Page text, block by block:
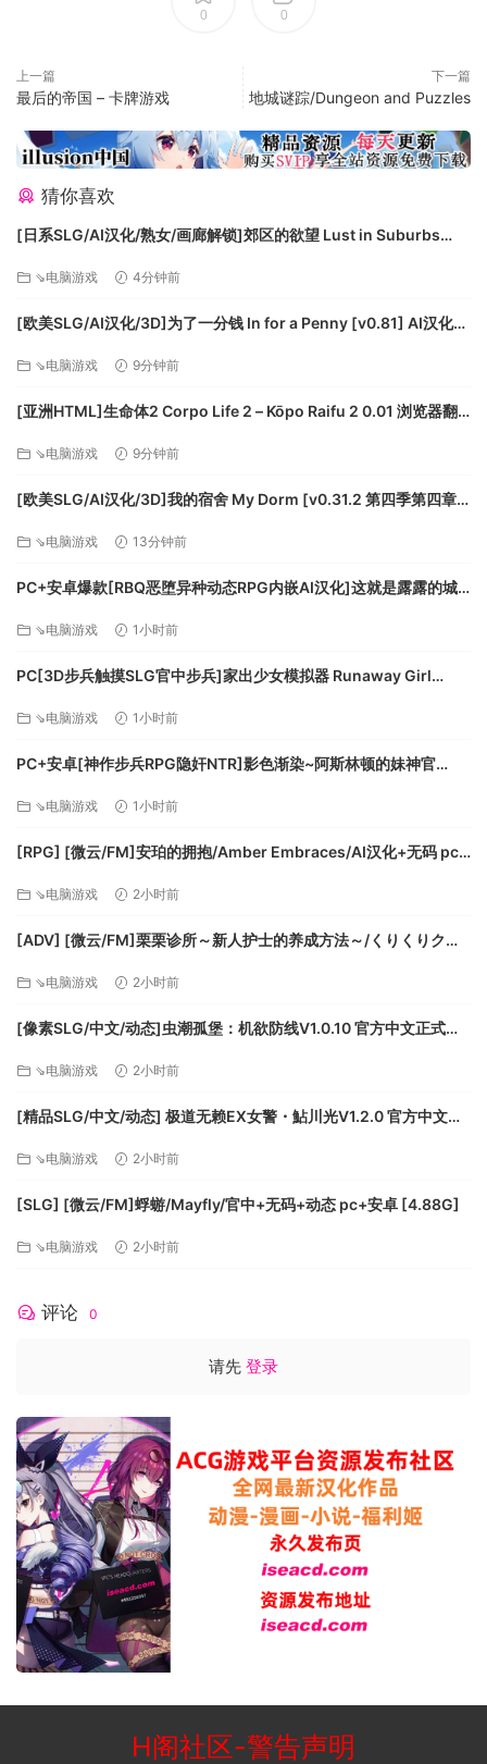
系统需求
Windows
最低配置:
需要 64 位处理器和操作系统
内存: 8 GB RAM
DirectX 版本: 11
存储空间: 需要 9 GB 可用空间
附注事项: A Controller is STRONGLY recommended
推荐配置:
0 0
上一篇
最后的帝国 – 卡牌游戏
下一篇
地城谜踪/Dungeon and Puzzles
猜你喜欢
[日系SLG/AI汉化/熟女/画廊解锁]郊区的欲望 Lust in Suburbs
⇘电脑游戏 4分钟前
[欧美SLG/AI汉化/3D]为了一分钱 In for a Penny [v0.81] AI汉化版
⇘电脑游戏 9分钟前
[亚洲HTML]生命体2 Corpo Life 2 – Kōpo Raifu 2 0.01 浏览器翻
⇘电脑游戏 9分钟前
[欧美SLG/AI汉化/3D]我的宿舍 My Dorm [v0.31.2 第四季第四章]
⇘电脑游戏 13分钟前
PC+安卓爆款[RBQ恶堕异种动态RPG内嵌AI汉化]这就是露露的城
雷/UC/夸克
⇘电脑游戏 1小时前
PC[3D步兵触摸SLG官中步兵]家出少女模拟器 Runaway Girl
雷/UC/夸克
⇘电脑游戏 1小时前
PC+安卓[神作步兵RPG隐奸NTR]影色渐染~阿斯林顿的妹神官
神官[7.5G]百度/迅雷/夸克/UC
⇘电脑游戏 1小时前
[RPG] [微云/FM]安珀的拥抱/Amber Embraces/AI汉化+无码 pc
⇘电脑游戏 2小时前
[ADV] [微云/FM]栗栗诊所～新人护士的养成方法～/くりくりクリ
⇘电脑游戏 2小时前
[像素SLG/中文/动态]虫潮孤堡：机欲防线V1.0.10 官方中文正式步
⇘电脑游戏 2小时前
[精品SLG/中文/动态] 极道无赖EX女警・鮎川光V1.2.0 官方中文版
⇘电脑游戏 2小时前
[SLG] [微云/FM]蜉蝣/Mayfly/官中+无码+动态 pc+安卓 [4.88G]
⇘电脑游戏 2小时前
评论 0
请先 登录
H阁社区-警告声明